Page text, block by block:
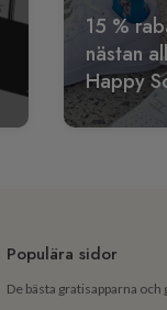
15 %
nästan
Happy
Populära sidor